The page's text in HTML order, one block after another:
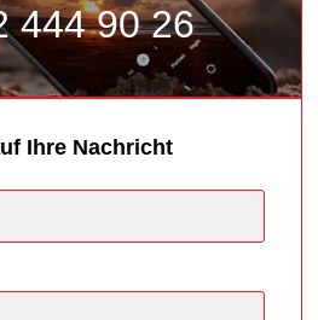
444 90 26
Ihre Nachricht